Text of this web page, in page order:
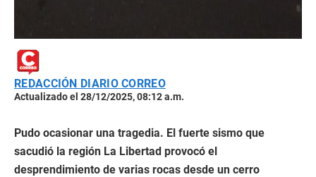
REDACCIÓN DIARIO CORREO
Actualizado el 28/12/2025, 08:12 a.m.
Pudo ocasionar una tragedia. El fuerte sismo que
sacudió la región La Libertad provocó el
desprendimiento de varias rocas desde un cerro